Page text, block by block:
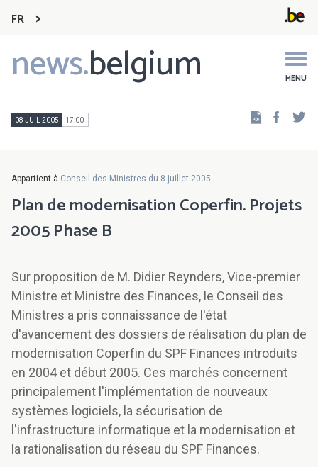
FR
news.belgium MENU
Main
navigation
08 JUIL 2005 17:00
Appartient à Conseil des Ministres du 8 juillet 2005
Plan de modernisation Coperfin. Projets
2005 Phase B
Sur proposition de M. Didier Reynders, Vice-premier
Ministre et Ministre des Finances, le Conseil des
Ministres a pris connaissance de l'état
d'avancement des dossiers de réalisation du plan de
modernisation Coperfin du SPF Finances introduits
en 2004 et début 2005. Ces marchés concernent
principalement l'implémentation de nouveaux
systèmes logiciels, la sécurisation de
l'infrastructure informatique et la modernisation et
la rationalisation du réseau du SPF Finances.